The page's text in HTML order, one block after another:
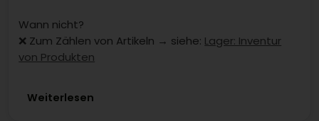
Wann nicht?
❌ Zum Zählen von Artikeln → siehe: Lager: Inventur
von Produkten
Weiterlesen